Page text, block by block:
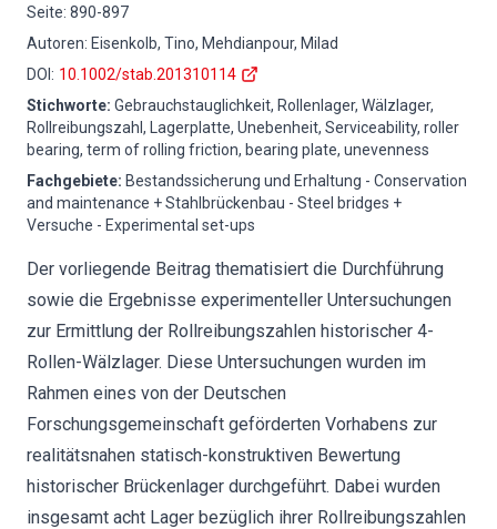
Seite: 890-897
Autoren: Eisenkolb, Tino, Mehdianpour, Milad
DOI : 10.1002/stab.201310114
Stichworte: Gebrauchstauglichkeit, Rollenlager, Wälzlager,
Rollreibungszahl, Lagerplatte, Unebenheit, Serviceability, roller
bearing, term of rolling friction, bearing plate, unevenness
Fachgebiete: Bestandssicherung und Erhaltung - Conservation
and maintenance + Stahlbrückenbau - Steel bridges +
Versuche - Experimental set-ups
Der vorliegende Beitrag thematisiert die Durchführung
sowie die Ergebnisse experimenteller Untersuchungen
zur Ermittlung der Rollreibungszahlen historischer 4-
Rollen-Wälzlager. Diese Untersuchungen wurden im
Rahmen eines von der Deutschen
Forschungsgemeinschaft geförderten Vorhabens zur
realitätsnahen statisch-konstruktiven Bewertung
historischer Brückenlager durchgeführt. Dabei wurden
insgesamt acht Lager bezüglich ihrer Rollreibungszahlen